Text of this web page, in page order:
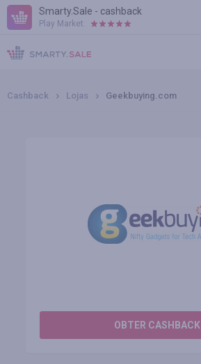
Smarty.Sale - cashback
Play Market:
TERMOS DE USO
PLUGINS
Cashback Lojas Geekbuying.com
OBTER CASHBACK